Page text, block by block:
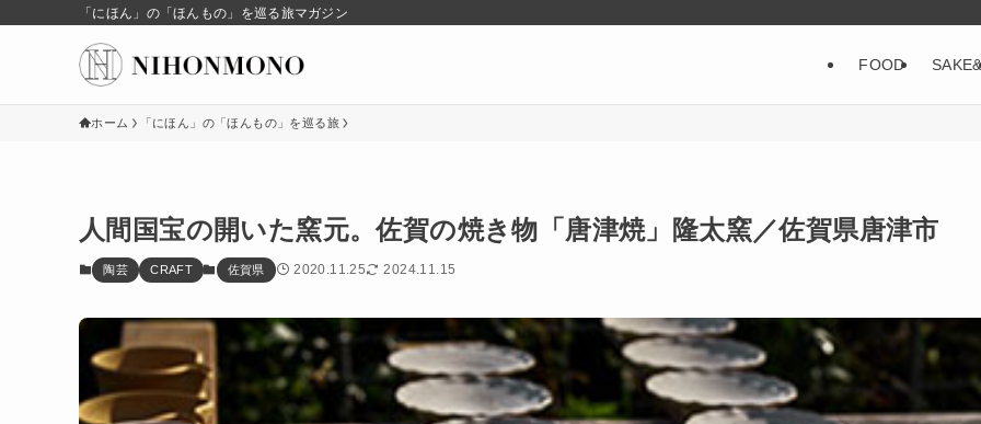
「にほん」の「ほんもの」を巡る旅マガジン
FOOD
ホーム 「にほん」の「ほんもの」を巡る旅
人間国宝の開いた窯元。佐賀の焼き物「唐津焼」隆太窯／佐賀県唐津市
陶芸 CRAFT 佐賀県 2020.11.25 2024.11.15